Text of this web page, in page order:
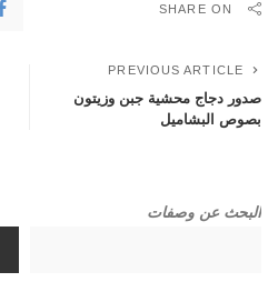
SHARE ON
PREVIOUS ARTICLE
صدور دجاج محشية جبن وزيتون
بصوص البشاميل
البحث عن وصفات